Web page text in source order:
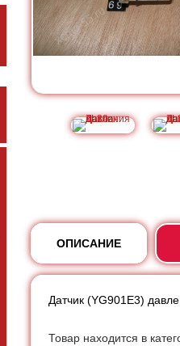
ОПИСАНИЕ
Датчик (YG901E3)
Товар находится в